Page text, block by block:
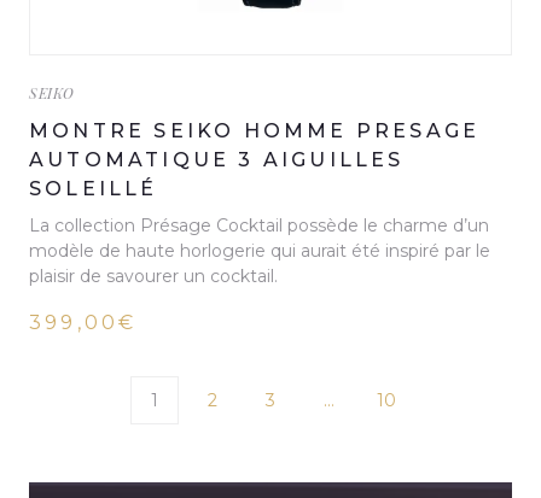
SEIKO
MONTRE SEIKO HOMME PRESAGE
AUTOMATIQUE 3 AIGUILLES
SOLEILLÉ
La collection Présage Cocktail possède le charme d’un
modèle de haute horlogerie qui aurait été inspiré par le
plaisir de savourer un cocktail.
399,00€
1 2 3 … 10